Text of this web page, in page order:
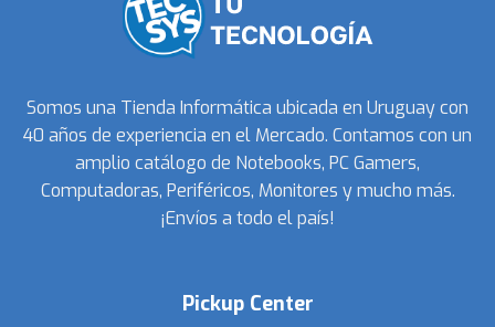
Somos una Tienda Informática ubicada en Uruguay con
40 años de experiencia en el Mercado. Contamos con un
amplio catálogo de Notebooks, PC Gamers,
Computadoras, Periféricos, Monitores y mucho más.
¡Envíos a todo el país!
Pickup Center